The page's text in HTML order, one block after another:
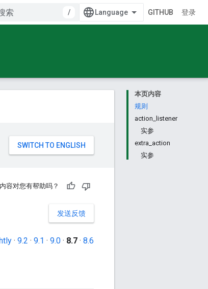
/ GITHUB 登录
本页内容
规则
action_listener
实参
extra_action
实参
容对您有帮助吗？
发送反馈
· 9.2 · 9.1 · 9.0 · 8.7 · 8.6